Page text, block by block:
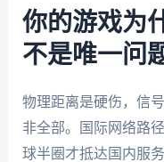
你的游戏为
不是唯一问
物理距离是硬伤，信
非全部。国际网络路
球半圈才抵达国内服